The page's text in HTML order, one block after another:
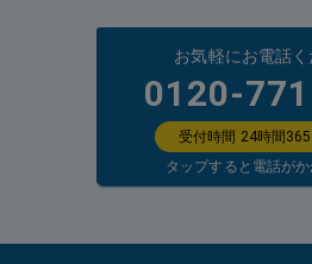
お気軽にお電話
0120-
受付時間 24時間
タップすると電話が